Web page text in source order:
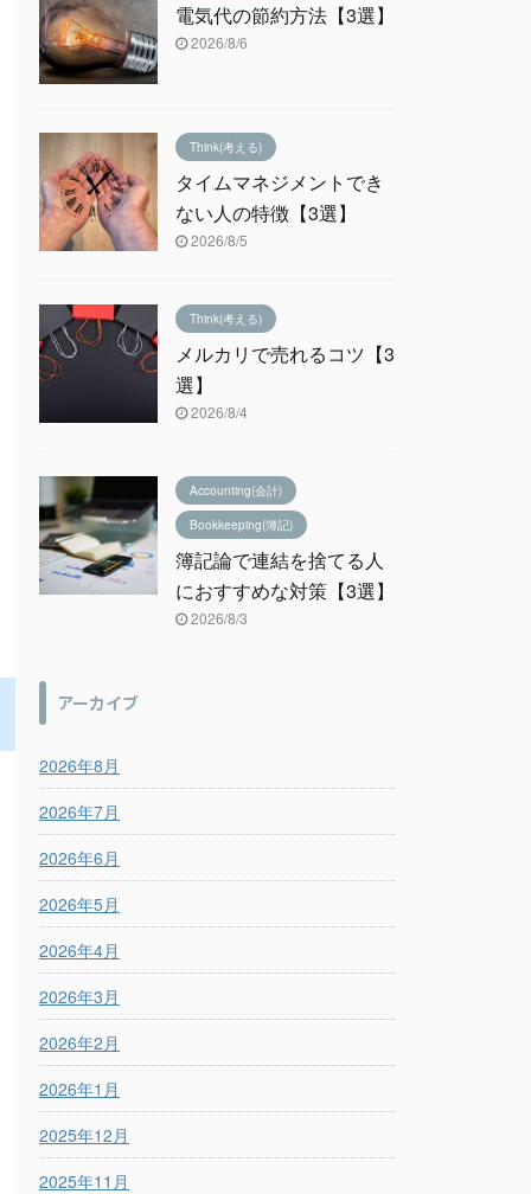
電気代の節約方法【3選】
2026/8/6
Think(考える)
タイムマネジメントでき
ない人の特徴【3選】
2026/8/5
Think(考える)
メルカリで売れるコツ【3
選】
2026/8/4
Accounting(会計)
Bookkeeping(簿記)
簿記論で連結を捨てる人
におすすめな対策【3選】
2026/8/3
アーカイブ
2026年8月
2026年7月
2026年6月
2026年5月
2026年4月
2026年3月
2026年2月
2026年1月
2025年12月
2025年11月